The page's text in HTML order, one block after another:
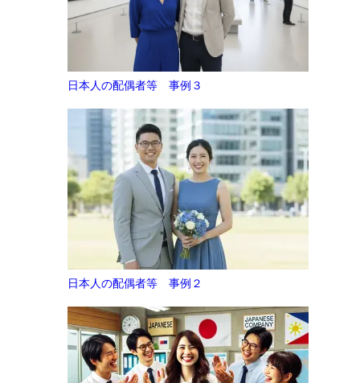
日本人の配偶者等 事例３
日本人の配偶者等 事例２